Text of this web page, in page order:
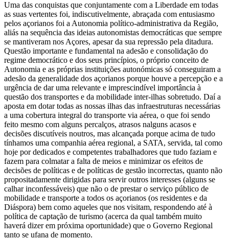
Uma das conquistas que conjuntamente com a Liberdade em todas
as suas vertentes foi, indiscutivelmente, abraçada com entusiasmo
pelos açorianos foi a Autonomia político-administrativa da Região,
aliás na sequência das ideias autonomistas democráticas que sempre
se mantiveram nos Açores, apesar da sua repressão pela ditadura.
Questão importante e fundamental na adesão e consolidação do
regime democrático e dos seus princípios, o próprio conceito de
Autonomia e as próprias instituições autonómicas só conseguiram a
adesão da generalidade dos açorianos porque houve a percepção e a
urgência de dar uma relevante e imprescindível importância à
questão dos transportes e da mobilidade inter-ilhas sobretudo. Daí a
aposta em dotar todas as nossas ilhas das infraestruturas necessárias
a uma cobertura integral do transporte via aérea, o que foi sendo
feito mesmo com alguns percalços, atrasos nalguns acasos e
decisões discutíveis noutros, mas alcançada porque acima de tudo
tínhamos uma companhia aérea regional, a SATA, servida, tal como
hoje por dedicados e competentes trabalhadores que tudo faziam e
fazem para colmatar a falta de meios e minimizar os efeitos de
decisões de políticas e de políticas de gestão incorrectas, quanto não
propositadamente dirigidas para servir outros interesses (alguns se
calhar inconfessáveis) que não o de prestar o serviço público de
mobilidade e transporte a todos os açorianos (os residentes e da
Diáspora) bem como aqueles que nos visitam, respondendo até à
política de captação de turismo (acerca da qual também muito
haverá dizer em próxima oportunidade) que o Governo Regional
tanto se ufana de momento.